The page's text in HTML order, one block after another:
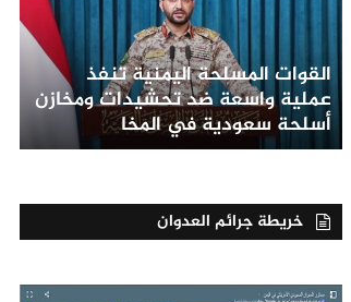
القوات المسلحة اليمنية تنفذ
عملية واسعة ضد تحشيدات ومخازن
أسلحة سعودية في المخا
خريطة جرائم العدوان